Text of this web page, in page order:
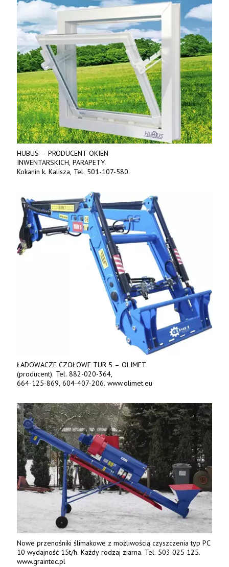
HUBUS – PRODUCENT OKIEN
INWENTARSKICH, PARAPETY.
Kokanin k. Kalisza, Tel. 501-107-580.
ŁADOWACZE CZOŁOWE TUR 5 – OLIMET
(producent). Tel. 882-020-364,
664-125-869, 604-407-206. www.olimet.eu
Nowe przenośniki ślimakowe z możliwością czyszczenia typ PC
10 wydajność 15t/h. Każdy rodzaj ziarna. Tel. 503 025 125.
www.graintec.pl